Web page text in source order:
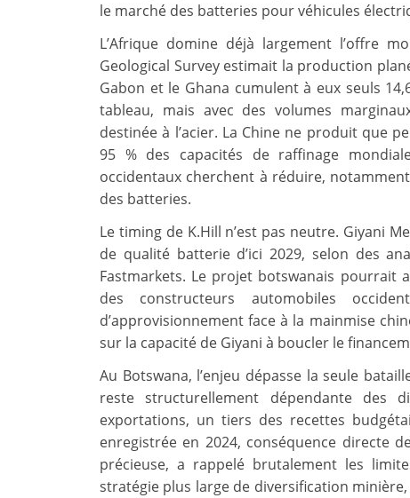
le marché des batteries pour véhicules
L’Afrique domine déjà largement l’offre
Geological Survey estimait la production
Gabon et le Ghana cumulent à eux seuls
tableau, mais avec des volumes
destinée à l’acier. La Chine ne produit que
95 % des capacités de raffinage
occidentaux cherchent à réduire,
des batteries.
Le timing de K.Hill n’est pas neutre. Giyani
de qualité batterie d’ici 2029, selon des
Fastmarkets. Le projet botswanais pourrait
des constructeurs automobiles
d’approvisionnement face à la mainmise
sur la capacité de Giyani à boucler le
Au Botswana, l’enjeu dépasse la seule
reste structurellement dépendante des
exportations, un tiers des recettes
enregistrée en 2024, conséquence directe
précieuse, a rappelé brutalement les
stratégie plus large de diversification